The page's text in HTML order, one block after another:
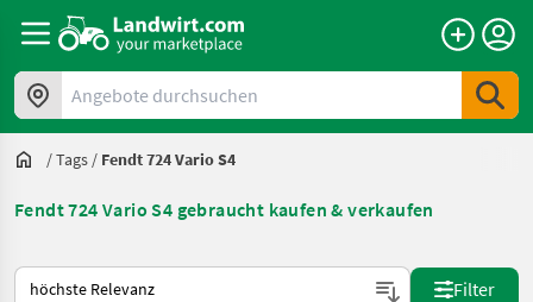
Angebote durchsuchen
/Tags / Fendt 724 Vario S4
Fendt 724 Vario S4 gebraucht kaufen & verkaufen
So wird auf Landwirt.com sortiert
Filter